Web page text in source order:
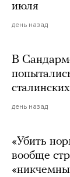
июля
день назад
В
день назад
«Убить
вообще